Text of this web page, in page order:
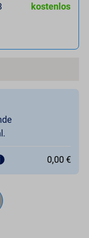
kostenlos
0,00 €